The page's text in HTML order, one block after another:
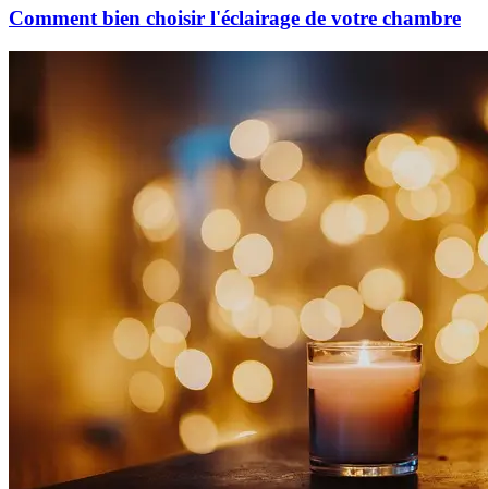
Comment bien choisir l'éclairage de votre chambre